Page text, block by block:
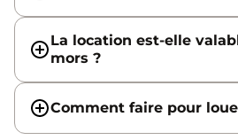
La location est-elle
mors ?
Comment faire pour